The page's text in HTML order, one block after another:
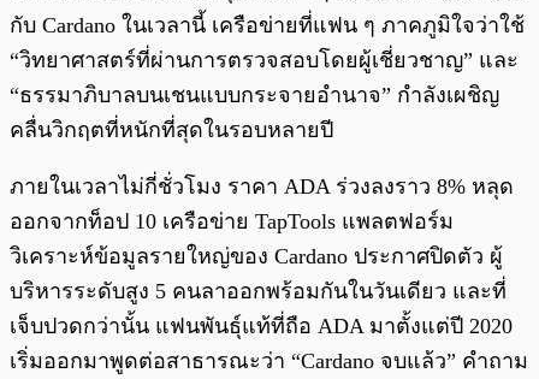
กับ Cardano ในเวลานี้ เครือข่ายที่แฟน ๆ ภาคภูมิใจว่าใช้
“วิทยาศาสตร์ที่ผ่านการตรวจสอบโดยผู้เชี่ยวชาญ” และ
“ธรรมาภิบาลบนเชนแบบกระจายอำนาจ” กำลังเผชิญ
คลื่นวิกฤตที่หนักที่สุดในรอบหลายปี
ภายในเวลาไม่กี่ชั่วโมง ราคา ADA ร่วงลงราว 8% หลุด
ออกจากท็อป 10 เครือข่าย TapTools แพลตฟอร์ม
วิเคราะห์ข้อมูลรายใหญ่ของ Cardano ประกาศปิดตัว ผู้
บริหารระดับสูง 5 คนลาออกพร้อมกันในวันเดียว และที่
เจ็บปวดกว่านั้น แฟนพันธุ์แท้ที่ถือ ADA มาตั้งแต่ปี 2020
เริ่มออกมาพูดต่อสาธารณะว่า “Cardano จบแล้ว” คำถาม